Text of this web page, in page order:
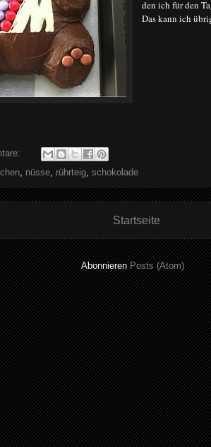
den ich für den
Das kann ich
, nüsse, rührteig, schokolade
Startseite
AbonnierenPosts (Atom)